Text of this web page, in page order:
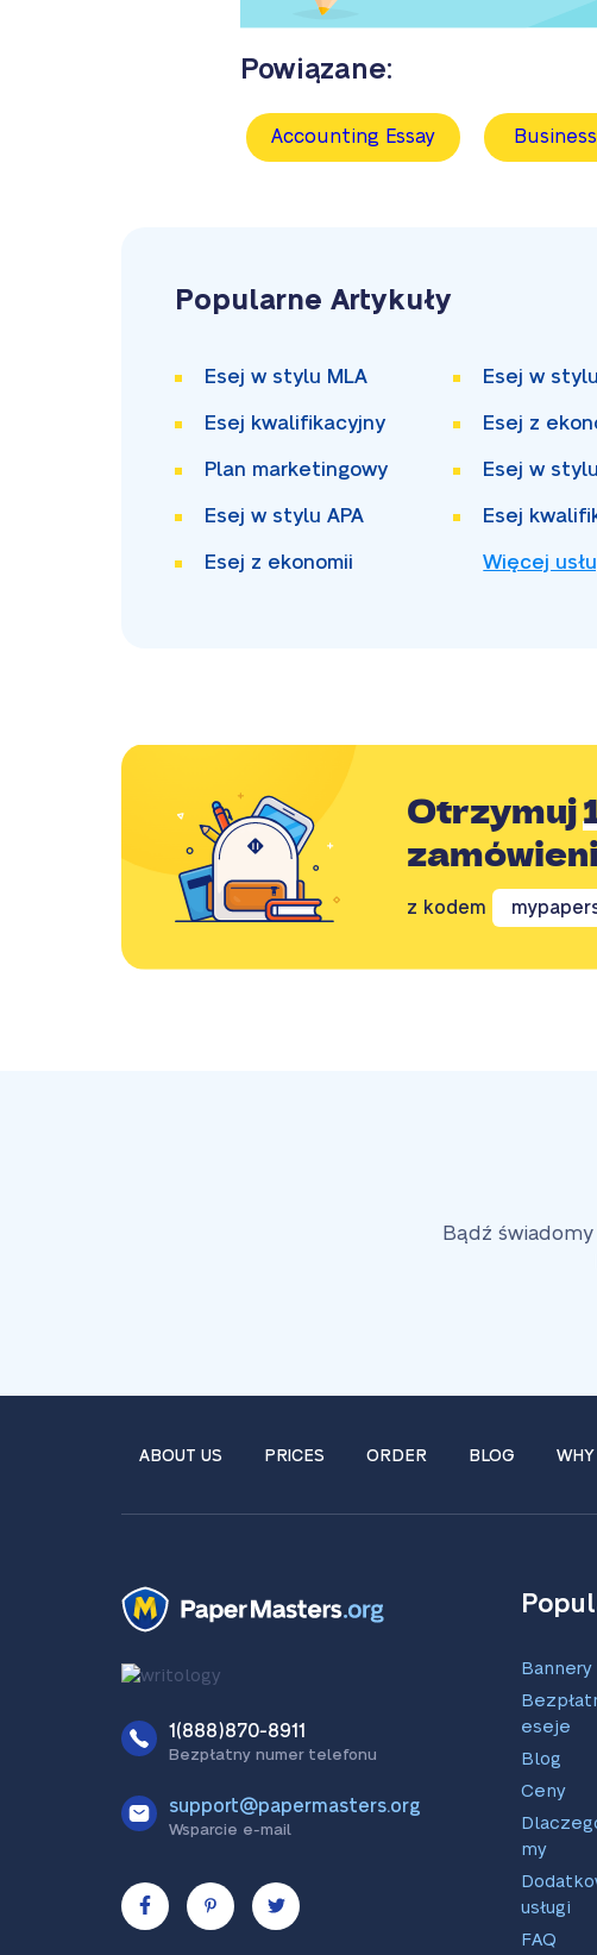
Powiązane:
Accounting Essay
Popularne Artykuły
Esej w stylu MLA Esej w
Esej kwalifikacyjny Esej z
Plan marketingowy Esej w
Esej w stylu APA Esej
Esej z ekonomii Więcej
Otrzymuj
z kodem
Bądź
ABOUT US PRICES ORDER BLOG WHY
1(888)870-8911
Bezpłatny numer telefonu
support@papermasters.org
Wsparcie e-mail
Bannery
eseje
Blog
Ceny
my
usługi
FAQ